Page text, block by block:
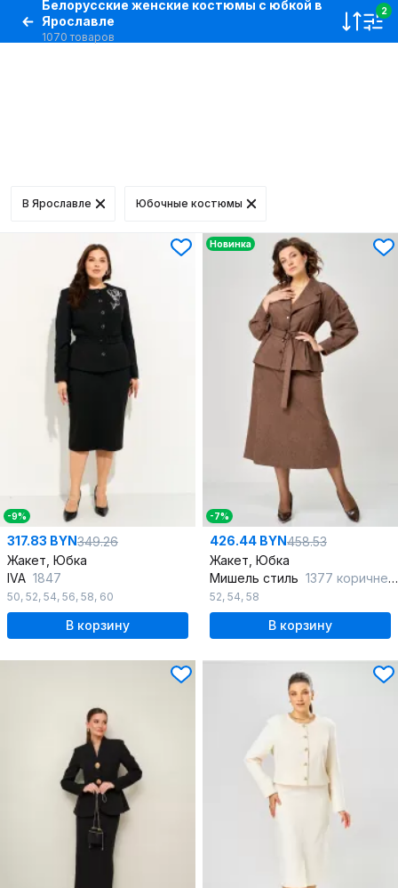
Белорусские женские костюмы с юбкой в
Ярославле
1070 товаров
2
В Ярославле Юбочные костюмы
-9%
317.83 BYN349.26
Жакет, Юбка
IVA 1847
50, 52, 54, 56, 58, 60
В корзину
Новинка
-7%
426.44 BYN458.53
Жакет, Юбка
Мишель стиль 1377 коричневый
52, 54, 58
В корзину